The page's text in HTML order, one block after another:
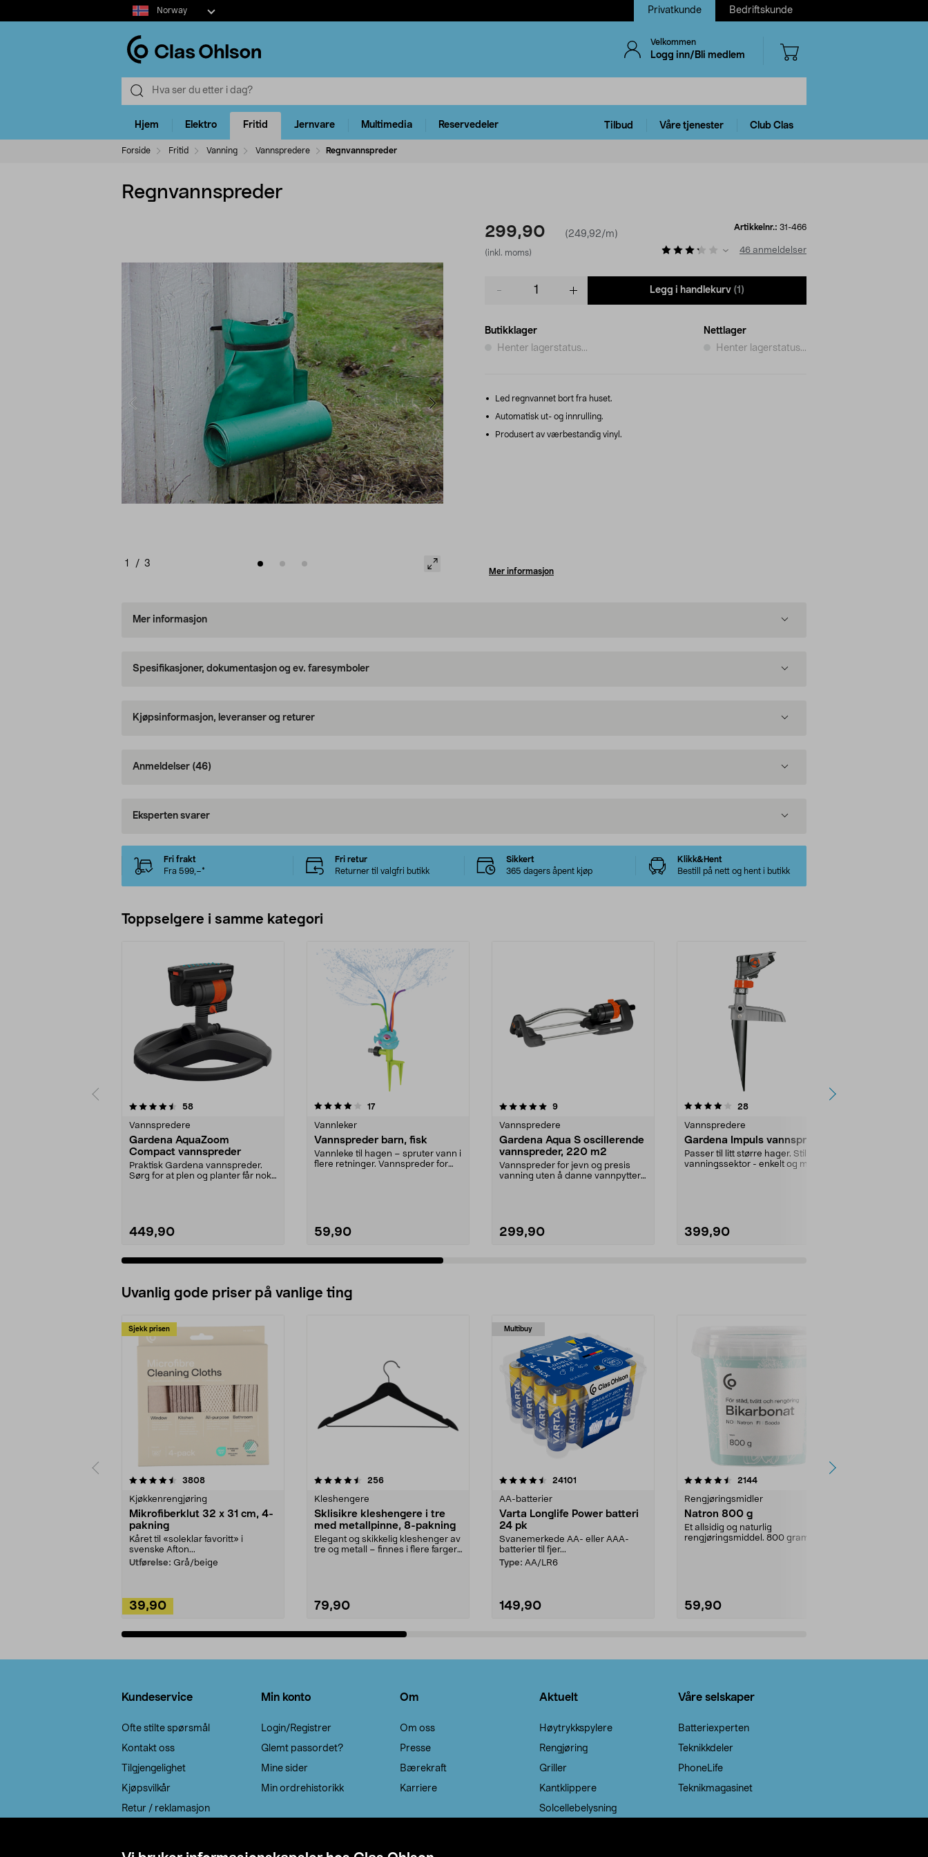
Select
market
Norway Privatkunde Bedriftskunde
Velkommen
Logg inn/Bli medlem
Hjem Elektro Fritid Jernvare Multimedia Reservedeler Tilbud Våre tjenester Club Clas
Forside Fritid Vanning Vannspredere Regnvannspreder
Regnvannspreder
1 / 3
299,90 (249,92/m)
(inkl. moms)
Artikkelnr.: 31-466
46 anmeldelser
Legg i handlekurv (1)
Butikklager
Henter lagerstatus...
Nettlager
Henter lagerstatus...
Led regnvannet bort fra huset.
Automatisk ut- og innrulling.
Produsert av værbestandig vinyl.
Mer informasjon
Mer informasjon
Spesifikasjoner, dokumentasjon og ev. faresymboler
Kjøpsinformasjon, leveranser og returer
Anmeldelser (46)
Eksperten svarer
Fri frakt
Fra 599,–*
Fri retur
Returner til valgfri butikk
Sikkert
365 dagers åpent kjøp
Klikk&Hent
Bestill på nett og hent i butikk
Toppselgere i samme kategori
58anmeldelser
Vannspredere
Gardena AquaZoom
Compact vannspreder
Praktisk Gardena vannspreder.
Sørg for at plen og planter får nok
449,90
4.0 av 5 stjerner 17anmeldelser
Vannleker
Vannspreder barn, fisk
Vannleke til hagen – spruter vann i
flere retninger. Vannspreder for
59,90
5.0 av 5 stjerner 9anmeldelser
Vannspredere
Gardena Aqua S oscillerende
vannspreder, 220 m2
Vannspreder for jevn og presis
vanning uten å danne vannpytter.
299,90
4.0 av 5 stjerner 28anmeldelser
Vannspredere
Gardena Impuls vannspreder
Passer til litt større hager. Still inn
vanningssektor - enkelt og med
399,90
4.0 av 5 stjerner
Uvanlig gode priser på vanlige ting
Sjekk prisen
3808anmeldelser
Kjøkkenrengjøring
Mikrofiberklut 32 x 31 cm, 4-
pakning
Kåret til «soleklar favoritt» i
svenske Afton...
Utførelse: Grå/beige
39,90
4.5av 5 stjerner 256anmeldelser
Kleshengere
Sklisikre kleshengere i tre
med metallpinne, 8-pakning
Elegant og skikkelig kleshenger av
tre og metall – finnes i flere farger.
79,90
Multibuy
4.5av 5 stjerner 24101
AA-batterier
Varta Longlife Power batteri
24 pk
Svanemerkede AA- eller AAA-
batterier til fjer...
Type: AA/LR6
149,90
4.5av 5 stjerner 2144anmeldelser
Rengjøringsmidler
Natron 800 g
Et allsidig og naturlig
rengjøringsmiddel. 800 gram
59,90
4.0av 5 stjerner
Kundeservice
Ofte stilte spørsmål
Kontakt oss
Tilgjengelighet
Kjøpsvilkår
Retur / reklamasjon
Min konto
Login/Registrer
Glemt passordet?
Mine sider
Min ordrehistorikk
Om
Om oss
Presse
Bærekraft
Karriere
Aktuelt
Høytrykkspylere
Rengjøring
Griller
Kantklippere
Solcellebelysning
Våre selskaper
Batteriexperten
Teknikkdeler
PhoneLife
Teknikmagasinet